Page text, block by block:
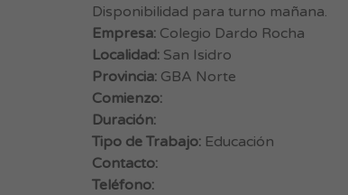
Disponibilidad para turno mañana.
Empresa: Colegio Dardo Rocha
Localidad: San Isidro
Provincia: GBA Norte
Comienzo:
Duración:
Tipo de Trabajo: Educación
Contacto:
Teléfono: